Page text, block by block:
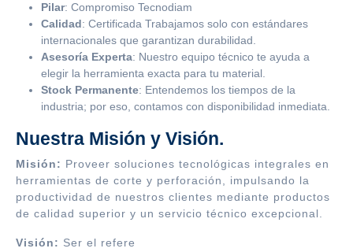
Pilar: Compromiso Tecnodiam
Calidad: Certificada Trabajamos solo con estándares
internacionales que garantizan durabilidad.
Asesoría Experta: Nuestro equipo técnico te ayuda a
elegir la herramienta exacta para tu material.
Stock Permanente: Entendemos los tiempos de la
industria; por eso, contamos con disponibilidad inmediata.
Nuestra Misión y Visión.
Misión: Proveer soluciones tecnológicas integrales en
herramientas de corte y perforación, impulsando la
productividad de nuestros clientes mediante productos
de calidad superior y un servicio técnico excepcional.
Visión: Ser el refere